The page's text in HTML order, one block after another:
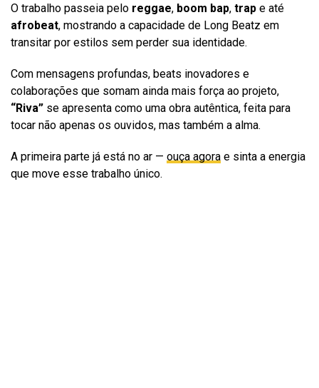
O trabalho passeia pelo reggae, boom bap, trap e até
afrobeat, mostrando a capacidade de Long Beatz em
transitar por estilos sem perder sua identidade.
Com mensagens profundas, beats inovadores e
colaborações que somam ainda mais força ao projeto,
“Riva” se apresenta como uma obra autêntica, feita para
tocar não apenas os ouvidos, mas também a alma.
A primeira parte já está no ar — ouça agora e sinta a energia
que move esse trabalho único.